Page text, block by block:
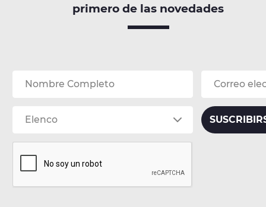
primero de las novedades